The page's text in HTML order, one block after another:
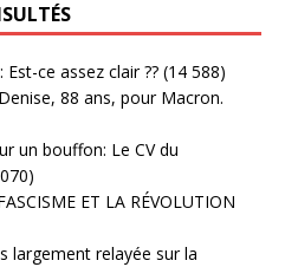
ce assez clair ?? (14 588)
88 ans, pour Macron.
un bouffon: Le CV du
ET LA RÉVOLUTION
largement relayée sur la